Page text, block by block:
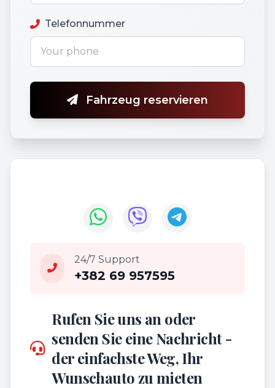
Telefonnummer
Fahrzeug reservieren
24/7 Support
+382 69 957595
Rufen Sie uns an oder
senden Sie eine Nachricht -
der einfachste Weg, Ihr
Wunschauto zu mieten